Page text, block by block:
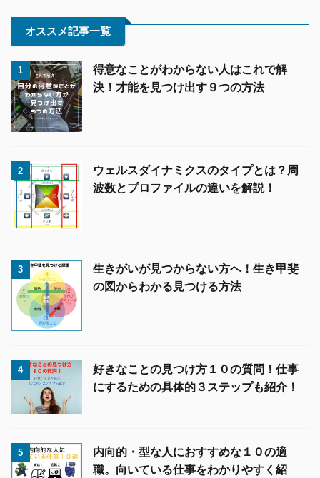
オススメ記事一覧
1
得意なことがわからない人はこれで解
決！才能を見つけ出す９つの方法
2
ウェルスダイナミクスのタイプとは？周
波数とプロファイルの違いを解説！
3
生きがいが見つからない方へ！生き甲斐
の図からわかる見つける方法
4
好きなことの見つけ方１０の質問！仕事
にするための具体的３ステップも紹介！
5
内向的・型な人におすすめな１０の適
職。向いている仕事をわかりやすく紹